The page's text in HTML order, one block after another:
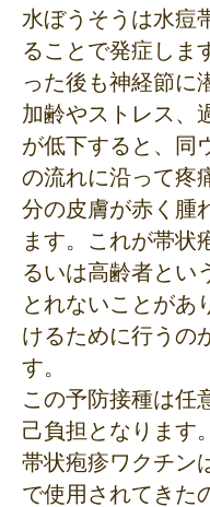
水ぼうそうは水痘
ることで発症しま
った後も神経節に
加齢やストレス、
が低下すると、同
の流れに沿って疼
分の皮膚が赤く腫
ます。これが帯状
るいは高齢者とい
とれないことがあ
けるために行うの
す。
この予防接種は任
己負担となります。
帯状疱疹ワクチン
で使用されてきた